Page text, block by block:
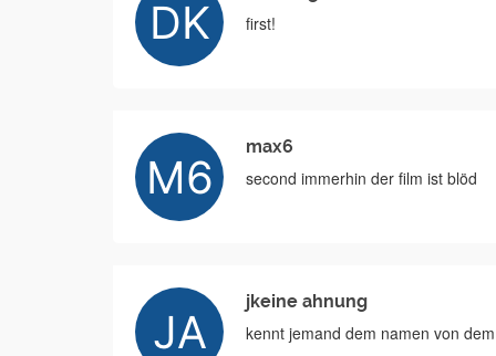
first!
max6
second immerhin der film ist blöd
jkeine ahnung
kennt jemand dem namen von